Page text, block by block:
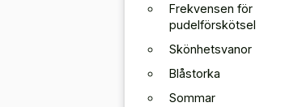
Frekvensen för
pudelförskötsel
Skönhetsvanor
Blåstorka
Sommar